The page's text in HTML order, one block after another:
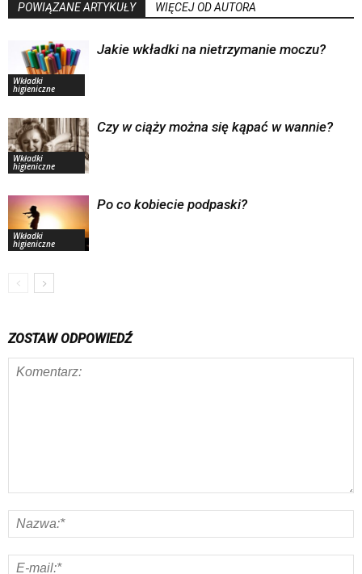
POWIĄZANE ARTYKUŁY WIĘCEJ OD AUTORA
Wkładki
higieniczne
Jakie wkładki na nietrzymanie moczu?
Wkładki
higieniczne
Czy w ciąży można się kąpać w wannie?
Wkładki
higieniczne
Po co kobiecie podpaski?
ZOSTAW ODPOWIEDŹ